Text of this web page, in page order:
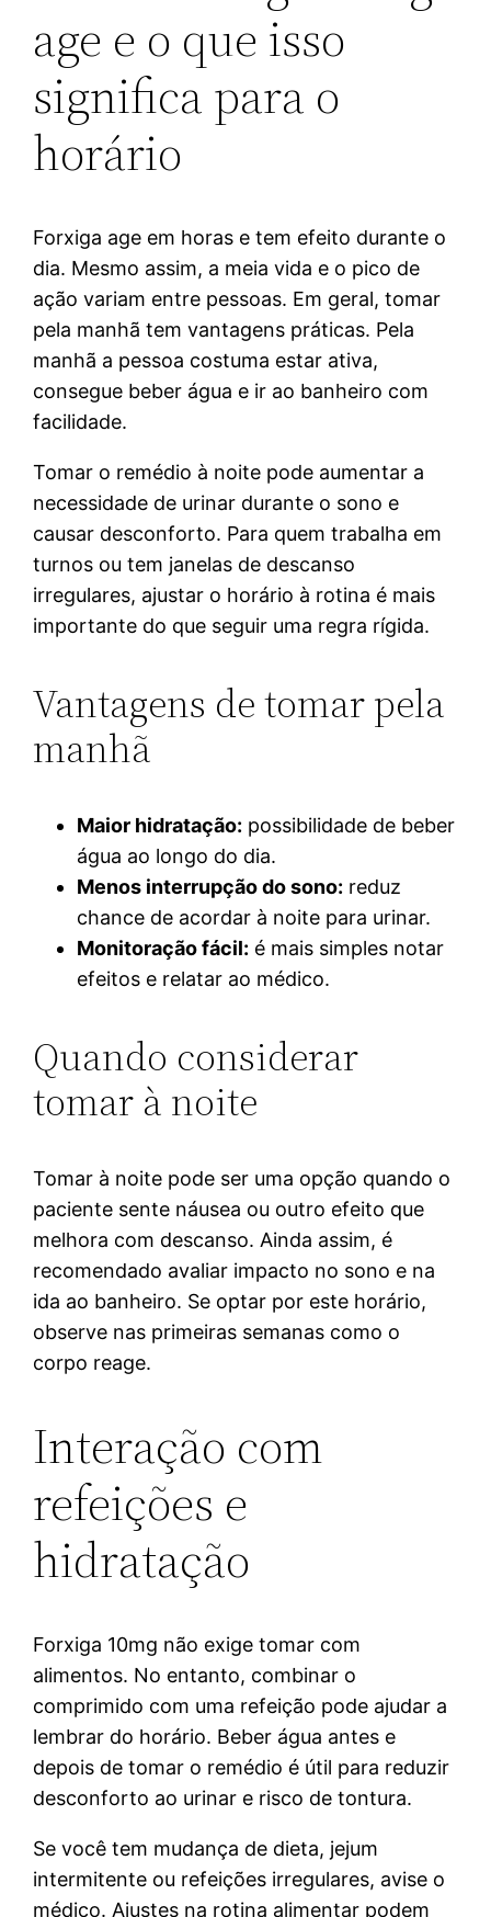
age e o que isso
significa para o
horário
Forxiga age em horas e tem efeito durante o
dia. Mesmo assim, a meia vida e o pico de
ação variam entre pessoas. Em geral, tomar
pela manhã tem vantagens práticas. Pela
manhã a pessoa costuma estar ativa,
consegue beber água e ir ao banheiro com
facilidade.
Tomar o remédio à noite pode aumentar a
necessidade de urinar durante o sono e
causar desconforto. Para quem trabalha em
turnos ou tem janelas de descanso
irregulares, ajustar o horário à rotina é mais
importante do que seguir uma regra rígida.
Vantagens de tomar pela
manhã
Maior hidratação: possibilidade de beber
água ao longo do dia.
Menos interrupção do sono: reduz
chance de acordar à noite para urinar.
Monitoração fácil: é mais simples notar
efeitos e relatar ao médico.
Quando considerar
tomar à noite
Tomar à noite pode ser uma opção quando o
paciente sente náusea ou outro efeito que
melhora com descanso. Ainda assim, é
recomendado avaliar impacto no sono e na
ida ao banheiro. Se optar por este horário,
observe nas primeiras semanas como o
corpo reage.
Interação com
refeições e
hidratação
Forxiga 10mg não exige tomar com
alimentos. No entanto, combinar o
comprimido com uma refeição pode ajudar a
lembrar do horário. Beber água antes e
depois de tomar o remédio é útil para reduzir
desconforto ao urinar e risco de tontura.
Se você tem mudança de dieta, jejum
intermitente ou refeições irregulares, avise o
médico. Ajustes na rotina alimentar podem